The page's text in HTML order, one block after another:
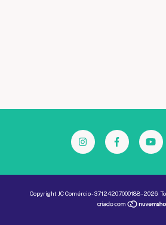
Copyright JC Comércio - 37124207000188 - 2026.